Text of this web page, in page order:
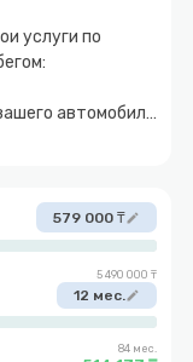
услуги по
автомобиля
579 000 ₸edit
5 490 000 ₸
12 мес.edit
84 мес.